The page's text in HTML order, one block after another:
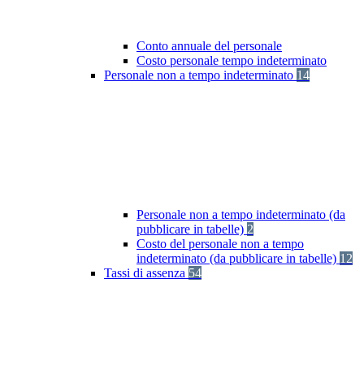
Conto annuale del personale
Costo personale tempo indeterminato
Personale non a tempo indeterminato 14
Personale non a tempo indeterminato (da
pubblicare in tabelle) 2
Costo del personale non a tempo
indeterminato (da pubblicare in tabelle) 12
Tassi di assenza 54